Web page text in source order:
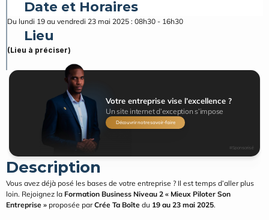
Date et Horaires
Du lundi 19 au vendredi 23 mai 2025 : 08h30 - 16h30
Lieu
(Lieu à préciser)
Votre entreprise vise l’excellence ?
Un site internet d’exception s’impose
Découvrir notre savoir-faire
#Sponsorisé
Description
Vous avez déjà posé les bases de votre entreprise ? Il est temps d’aller plus
loin. Rejoignez la Formation Business Niveau 2 « Mieux Piloter Son
Entreprise » proposée par Crée Ta Boîte du 19 au 23 mai 2025.